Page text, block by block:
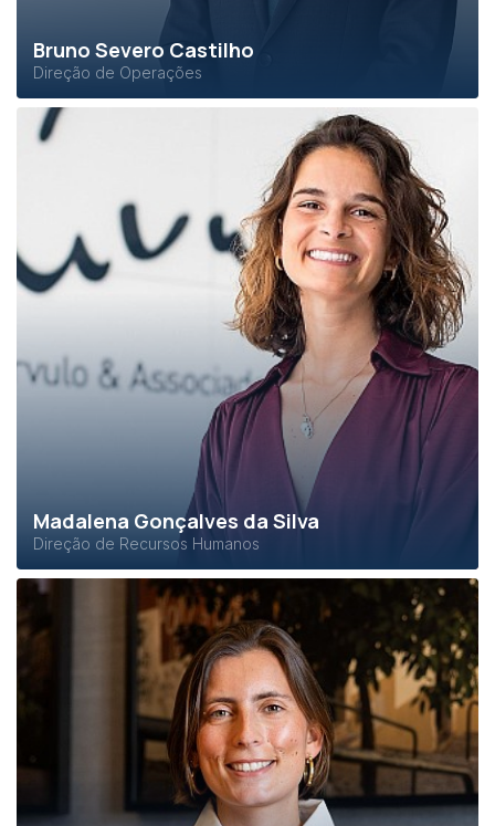
Bruno Severo Castilho
Direção de Operações
Madalena Gonçalves da Silva
Direção de Recursos Humanos